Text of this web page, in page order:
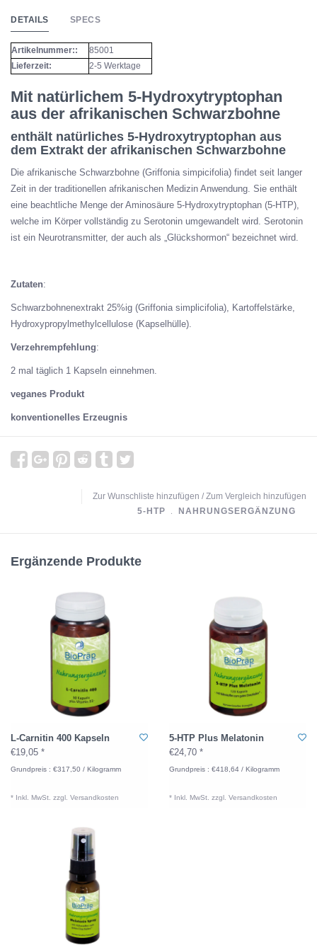
DETAILS SPECS
Artikelnummer::
85001
Lieferzeit:
2-5 Werktage
Mit natürlichem 5-Hydroxytryptophan
aus der afrikanischen Schwarzbohne
enthält natürliches 5-Hydroxytryptophan aus
dem Extrakt der afrikanischen Schwarzbohne
Die afrikanische Schwarzbohne (Griffonia simpicifolia) findet seit langer
Zeit in der traditionellen afrikanischen Medizin Anwendung. Sie enthält
eine beachtliche Menge der Aminosäure 5-Hydroxytryptophan (5-HTP),
welche im Körper vollständig zu Serotonin umgewandelt wird. Serotonin
ist ein Neurotransmitter, der auch als „Glückshormon“ bezeichnet wird.
Zutaten:
Schwarzbohnenextrakt 25%ig (Griffonia simplicifolia), Kartoffelstärke,
Hydroxypropylmethylcellulose (Kapselhülle).
Verzehrempfehlung:
2 mal täglich 1 Kapseln einnehmen.
veganes Produkt
konventionelles Erzeugnis
Zur Wunschliste hinzufügen / Zum Vergleich hinzufügen
5-HTP ﹒ NAHRUNGSERGÄNZUNG
Ergänzende Produkte
L-Carnitin 400 Kapseln
€19,05 *
Grundpreis : €317,50 / Kilogramm
* Inkl. MwSt. zzgl. Versandkosten
5-HTP Plus Melatonin
€24,70 *
Grundpreis : €418,64 / Kilogramm
* Inkl. MwSt. zzgl. Versandkosten